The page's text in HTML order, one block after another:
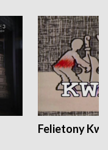
Felietony